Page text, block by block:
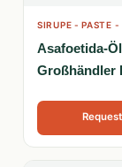
SIRUPE - PASTE -
Asafoetida-
Großhändler